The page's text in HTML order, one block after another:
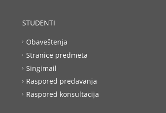
STUDENTI
Obaveštenja
Stranice predmeta
Singimail
Raspored predavanja
Raspored konsultacija